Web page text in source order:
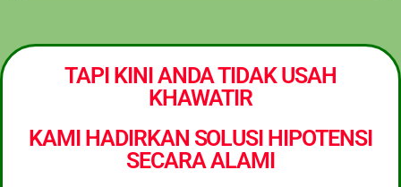
TAPI KINI ANDA TIDAK USAH
KHAWATIR
KAMI HADIRKAN SOLUSI HIPOTENSI
SECARA ALAMI